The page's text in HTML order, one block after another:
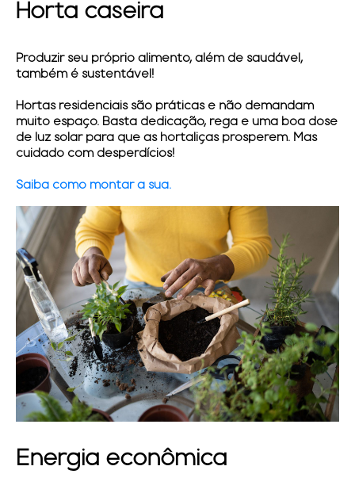
Horta caseira
Produzir seu próprio alimento, além de saudável,
também é sustentável!
Hortas residenciais são práticas e não demandam
muito espaço. Basta dedicação, rega e uma boa dose
de luz solar para que as hortaliças prosperem. Mas
cuidado com desperdícios!
Saiba como montar a sua.
Energia econômica